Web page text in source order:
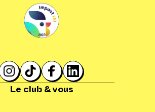
Le club & vous